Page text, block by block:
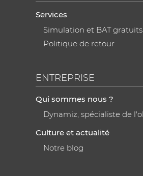
Services
Simulation et BAT gratuits
Politique de retour
ENTREPRISE
Qui sommes nous ?
Dynamiz, spécialiste de
Culture et actualité
Notre blog